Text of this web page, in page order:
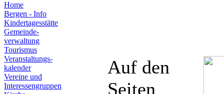
Home
Bergen - Info
Kindertagesstätte
Gemeinde-
verwaltung
Tourismus
Veranstaltungs-
kalender
Vereine und
Interessen­gruppen
Auf den
Seiten